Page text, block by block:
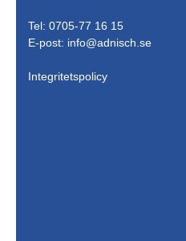
Tel: 0705-77 16 15
E-post: info@adnisch.se
Integritetspolicy